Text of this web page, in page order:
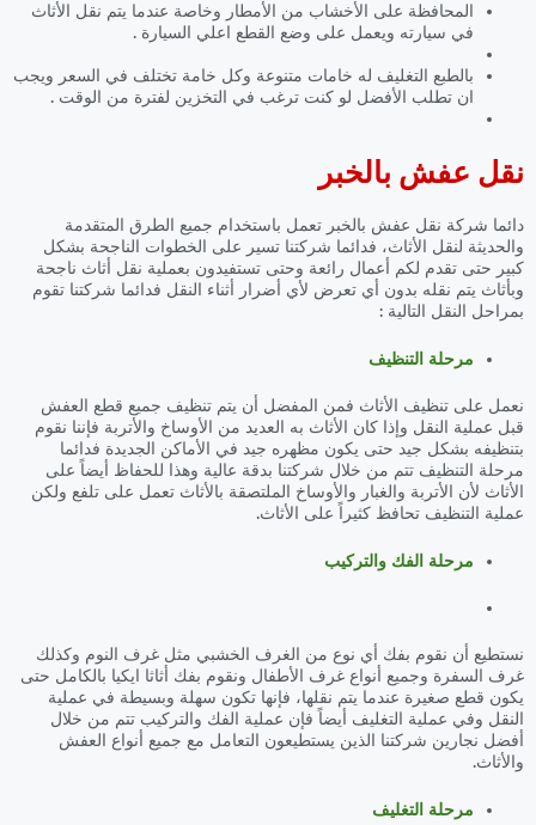
المحافظة على الأخشاب من الأمطار وخاصة عندما يتم نقل الأثاث
في سيارته ويعمل على وضع القطع اعلي السيارة .
بالطبع التغليف له خامات متنوعة وكل خامة تختلف في السعر ويجب
ان تطلب الأفضل لو كنت ترغب في التخزين لفترة من الوقت .
نقل عفش بالخبر
دائما شركة نقل عفش بالخبر تعمل باستخدام جميع الطرق المتقدمة
والحديثة لنقل الأثاث، فدائما شركتنا تسير على الخطوات الناجحة بشكل
كبير حتى تقدم لكم أعمال رائعة وحتى تستفيدون بعملية نقل أثاث ناجحة
وبأثاث يتم نقله بدون أي تعرض لأي أضرار أثناء النقل فدائما شركتنا تقوم
بمراحل النقل التالية :
مرحلة التنظيف
نعمل على تنظيف الأثاث فمن المفضل أن يتم تنظيف جميع قطع العفش
قبل عملية النقل وإذا كان الأثاث به العديد من الأوساخ والأتربة فإننا نقوم
بتنظيفه بشكل جيد حتى يكون مظهره جيد في الأماكن الجديدة فدائما
مرحلة التنظيف تتم من خلال شركتنا بدقة عالية وهذا للحفاظ أيضاً على
الأثاث لأن الأتربة والغبار والأوساخ الملتصقة بالأثاث تعمل على تلفع ولكن
عملية التنظيف تحافظ كثيراً على الأثاث.
مرحلة الفك والتركيب
نستطيع أن نقوم بفك أي نوع من الغرف الخشبي مثل غرف النوم وكذلك
غرف السفرة وجميع أنواع غرف الأطفال ونقوم بفك أثاثا ايكيا بالكامل حتى
يكون قطع صغيرة عندما يتم نقلها، فإنها تكون سهلة وبسيطة في عملية
النقل وفي عملية التغليف أيضاً فإن عملية الفك والتركيب تتم من خلال
أفضل نجارين شركتنا الذين يستطيعون التعامل مع جميع أنواع العفش
والأثاث.
مرحلة التغليف